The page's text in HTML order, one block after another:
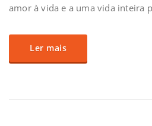
amor à vida e a uma vida inteira
Ler mais